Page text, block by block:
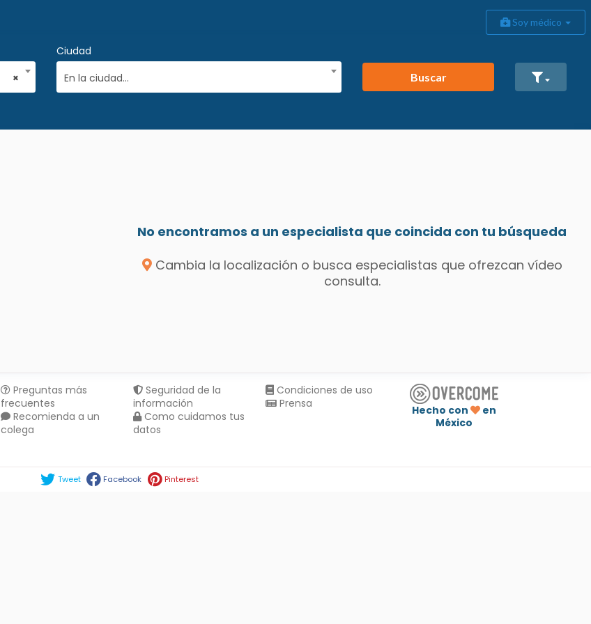
Soy médico
×
Ciudad
En la ciudad...
Buscar
No encontramos a un especialista que coincida con tu búsqueda
Cambia la localización o busca especialistas que ofrezcan vídeo
consulta.
Preguntas más
frecuentes
Recomienda a un
colega
Seguridad de la
información
Como cuidamos tus
datos
Condiciones de uso
Prensa
Hecho con
en
México
Tweet Facebook Pinterest